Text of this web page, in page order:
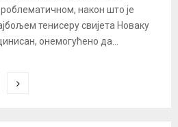
након што је
тенисеру свијета Новаку
онемогућено да...